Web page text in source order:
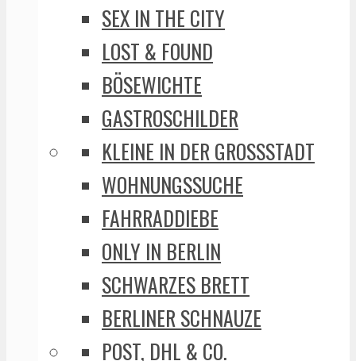
SEX IN THE CITY
LOST & FOUND
BÖSEWICHTE
GASTROSCHILDER
KLEINE IN DER GROSSSTADT
WOHNUNGSSUCHE
FAHRRADDIEBE
ONLY IN BERLIN
SCHWARZES BRETT
BERLINER SCHNAUZE
POST, DHL & CO.